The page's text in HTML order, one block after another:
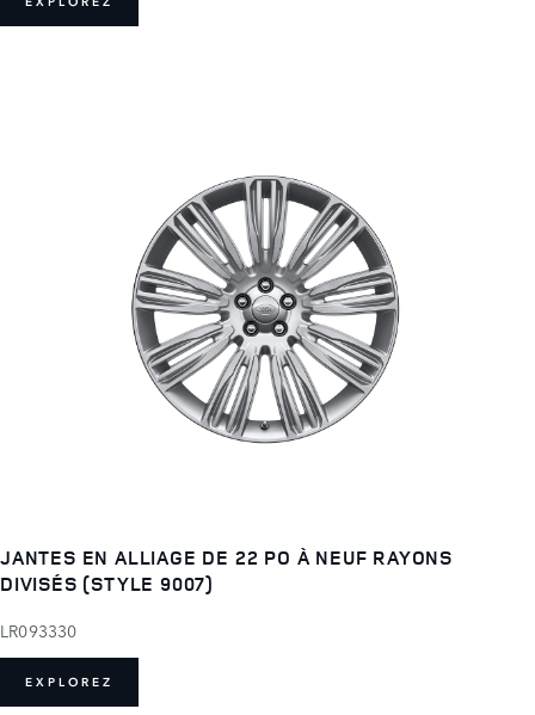
JANTES EN ALLIAGE DE 22 PO À NEUF RAYONS
DIVISÉS (STYLE 9007)
LR093330
EXPLOREZ